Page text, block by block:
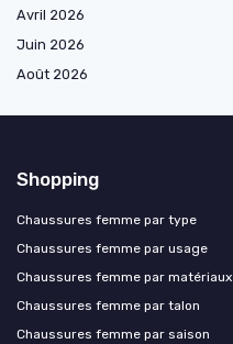
Avril 2026
Juin 2026
Août 2026
Shopping
Chaussures femme par type
Chaussures femme par usage
Chaussures femme par matériaux
Chaussures femme par talon
Chaussures femme par saison